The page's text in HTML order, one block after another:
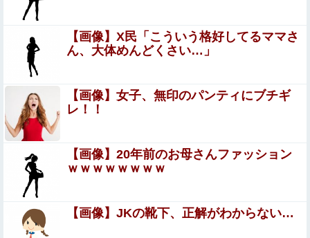
元ジャンポケ斉藤被告、ガチでぶっ壊れてしまう他
元いいとも青年隊、中居正広の”素顔”を暴露
【悲報】消費税減税に反対している自民党議員9人が判
明ｗｗｗｗｗｗ
Amazon「マンガ毎週末セール（50%還元）」アツいスポ
ーツマンガ祭り最終日到来！！！【
【朗報】菅直人元総理、再評価されるｗｗｗｗｗｗｗｗｗ
ｗｗｗｗｗｗｗｗｗ
【驚愕】 挿入した瞬間「あっ失敗したな」ってなるま○こ
ｗｗｗｗｗｗｗｗｗｗｗｗｗｗｗｗ
【画像】X民「こういう格好してるママさ
ん、大体めんどくさい…」
【画像】女子、無印のパンティにブチギ
レ！！
【画像】20年前のお母さんファッション
ｗｗｗｗｗｗｗｗ
【画像】JKの靴下、正解がわからない…